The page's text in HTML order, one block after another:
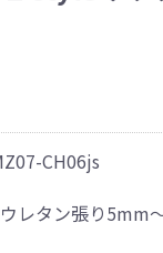
CH06js
ウレタン張り5mm